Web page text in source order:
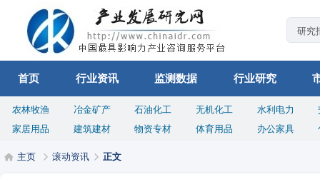
首页 行业资讯 监测数据 行业研究
农林牧渔 冶金矿产 石油化工 无机化工 水利电力
家居用品
建筑建材 物资专材 体育用品 办公家具
主页 滚动资讯 正文